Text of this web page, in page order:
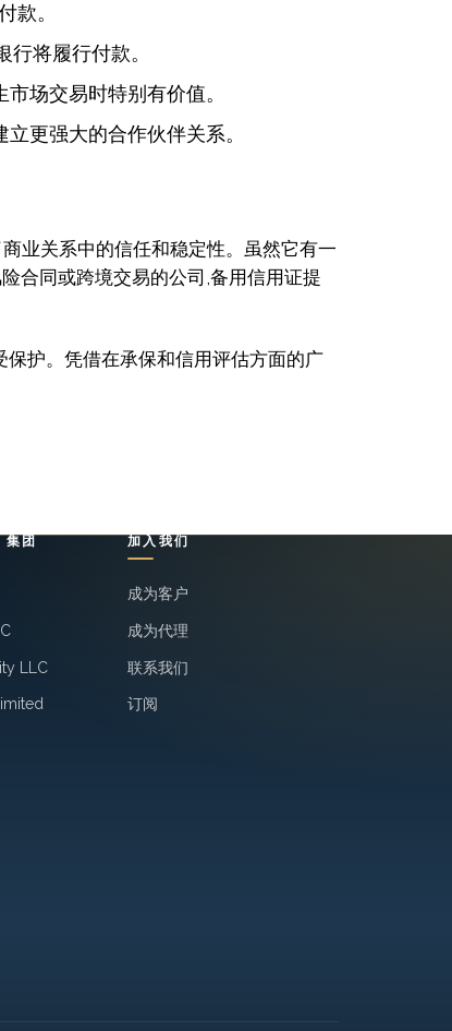
款。
将履行付款。
场交易时特别有价值。
更强大的合作伙伴关系。
业关系中的信任和稳定性。虽然它有一
合同或跨境交易的公司,备用信用证提
护。凭借在承保和信用评估方面的广
团
LLC
加入我们
成为客户
成为代理
联系我们
订阅